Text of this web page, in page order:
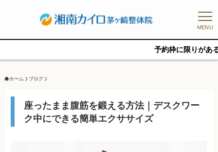
MENU
予約枠に限りがあるため、新
ホーム ブログ
座ったまま腹筋を鍛える方法｜デスクワー
ク中にできる簡単エクササイズ